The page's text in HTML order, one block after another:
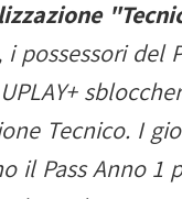
possessori del
Tecnico. I
il Pass Anno 1